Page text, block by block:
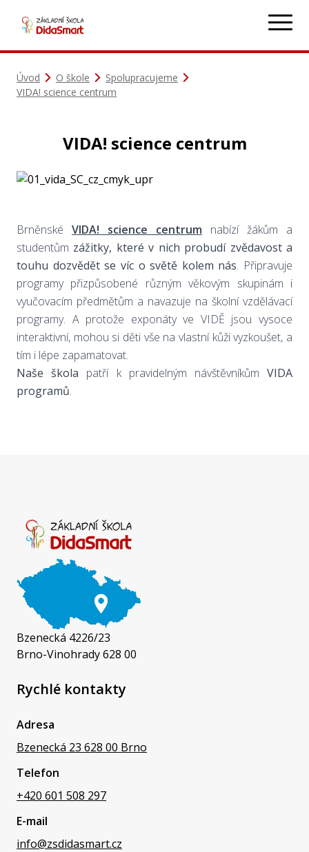
Úvod O škole
Spolupracujeme
VIDA! science centrum
VIDA! science centrum
Brněnské VIDA! science centrum nabízí žákům a
studentům zážitky, které v nich probudí zvědavost a
touhu dozvědět se víc o světě kolem nás. Připravuje
programy přizpůsobené různým věkovým skupinám i
vyučovacím předmětům a navazuje na školní vzdělávací
programy. A protože exponáty ve VIDĚ jsou vysoce
interaktivní, mohou si děti vše na vlastní kůži vyzkoušet, a
tím i lépe zapamatovat.
Naše škola patří k pravidelným návštěvníkůmVIDA
programů.
Bzenecká 4226/23
Brno-Vinohrady 628 00
Rychlé kontakty
Adresa
Bzenecká 23 628 00 Brno
Telefon
+420 601 508 297
E-mail
info@zsdidasmart.cz